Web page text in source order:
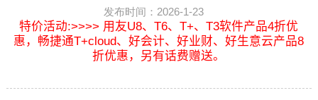
发布时间：2026-1-23
特价活动:>>>> 用友U8、T6、T+、T3软件产品4折优
惠，畅捷通T+cloud、好会计、好业财、好生意云产品8
折优惠，另有话费赠送。